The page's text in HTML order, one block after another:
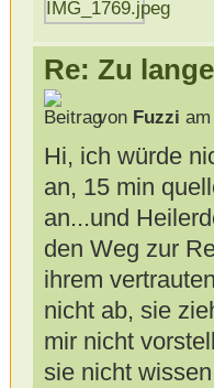
Re: Zu
von Fuzzi
Hi, ich würde
an, 15 min
an...und
den Weg zur
ihrem
nicht ab, sie
mir nicht
sie nicht